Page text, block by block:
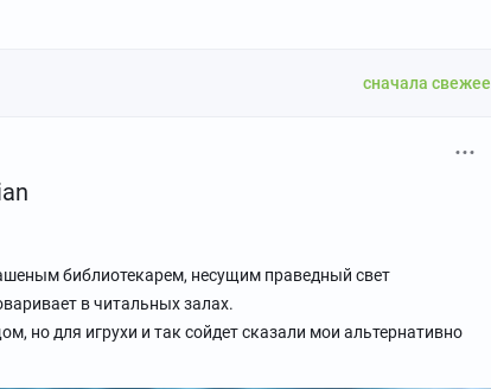
сначала свежее
библиотекарем, несущим праведный свет
в читальных залах.
но для игрухи и так сойдет сказали мои альтернативно